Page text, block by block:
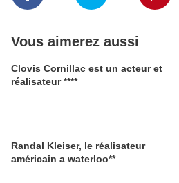
Vous aimerez aussi
Clovis Cornillac est un acteur et
réalisateur ****
Randal Kleiser, le réalisateur
américain a waterloo**